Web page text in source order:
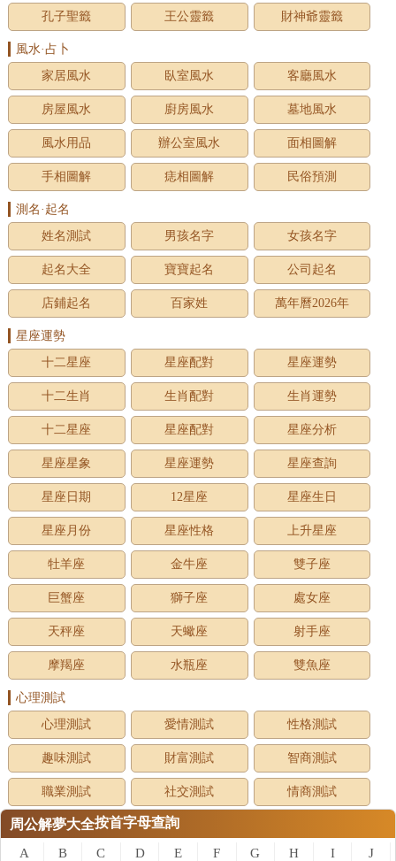
孔子聖籤 王公靈籤 財神爺靈籤
風水·占卜
家居風水
臥室風水 客廳風水
房屋風水 廚房風水 墓地風水
風水用品 辦公室風水 面相圖解
手相圖解 痣相圖解 民俗預測
測名·起名
姓名測試
男孩名字 女孩名字
起名大全 寶寶起名 公司起名
店鋪起名 百家姓 萬年曆2026年
星座運勢
十二星座
星座配對 星座運勢
十二生肖 生肖配對 生肖運勢
十二星座 星座配對 星座分析
星座星象 星座運勢 星座查詢
星座日期 12星座 星座生日
星座月份 星座性格 上升星座
牡羊座 金牛座 雙子座
巨蟹座 獅子座 處女座
天秤座 天蠍座 射手座
摩羯座 水瓶座 雙魚座
心理測試
心理測試
愛情測試 性格測試
趣味測試 財富測試 智商測試
職業測試 社交測試 情商測試
周公解夢大全按首字母查詢
A B C D E F G H I J